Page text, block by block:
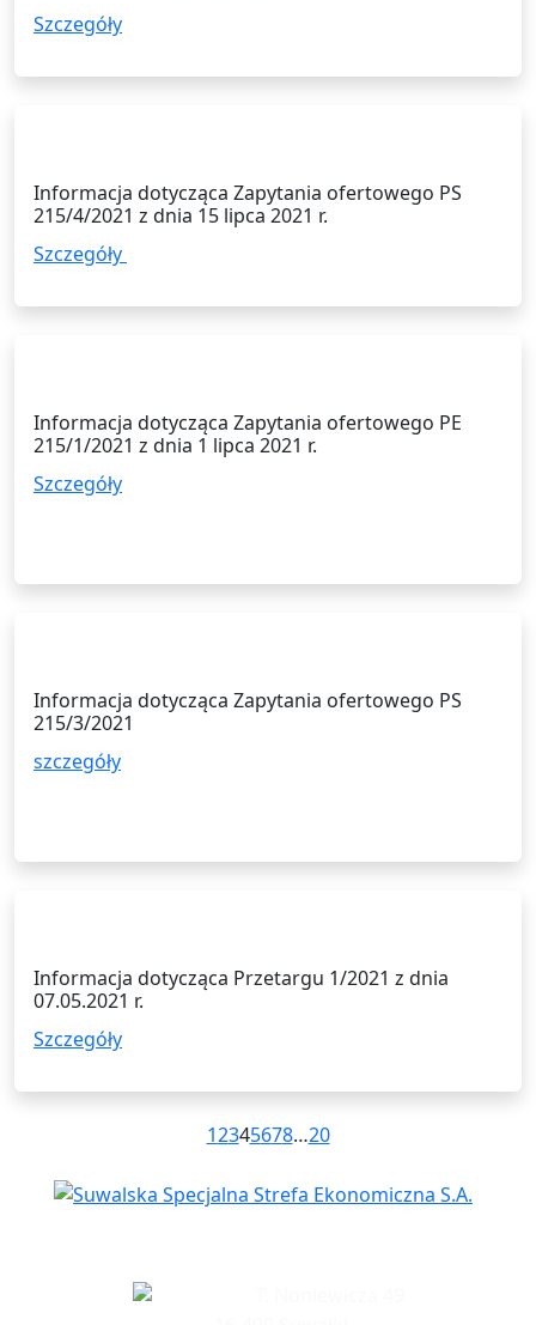
Szczegóły
Informacja dotycząca Zapytania ofertowego PS
215/4/2021 z dnia 15 lipca 2021 r.
Szczegóły
Informacja dotycząca Zapytania ofertowego PE
215/1/2021 z dnia 1 lipca 2021 r.
Szczegóły
Informacja dotycząca Zapytania ofertowego PS
215/3/2021
szczegóły
Informacja dotycząca Przetargu 1/2021 z dnia
07.05.2021 r.
Szczegóły
poprzednie
12345678…20następne